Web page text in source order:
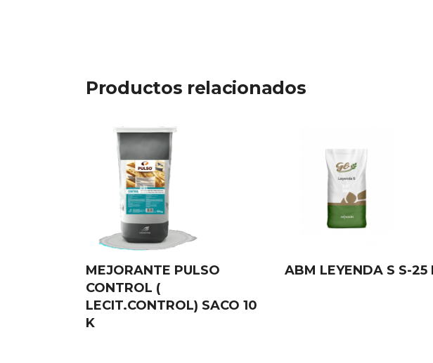
Productos relacionados
MEJORANTE PULSO
CONTROL (
LECIT.CONTROL) SACO 10
K
ABM LEYENDA S S-25